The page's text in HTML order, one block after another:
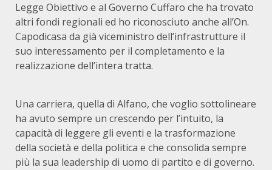
Legge Obiettivo e al Governo Cuffaro che ha trovato
altri fondi regionali ed ho riconosciuto anche all’On.
Capodicasa da già viceministro dell’infrastrutture il
suo interessamento per il completamento e la
realizzazione dell’intera tratta.
Una carriera, quella di Alfano, che voglio sottolineare
ha avuto sempre un crescendo per l’intuito, la
capacità di leggere gli eventi e la trasformazione
della società e della politica e che consolida sempre
più la sua leadership di uomo di partito e di governo.